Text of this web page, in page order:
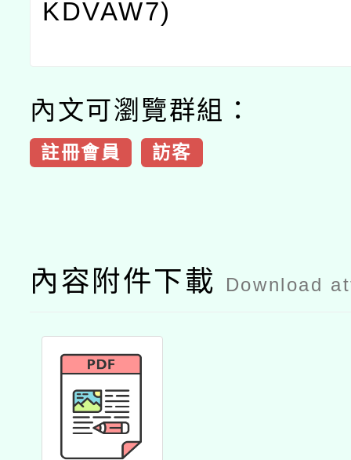
KDVAW7)
內文可瀏覽群組：
註冊會員 訪客
內容附件下載 Download